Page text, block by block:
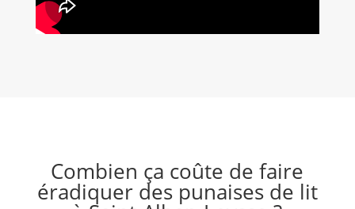
Combien ça coûte de faire
éradiquer des punaises de lit